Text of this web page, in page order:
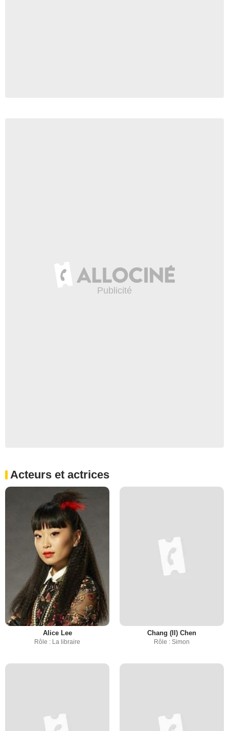
Acteurs et actrices
Alice Lee
Rôle : La libraire
Chang (II) Chen
Rôle : Simon